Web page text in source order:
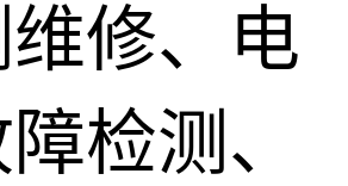
修、电
检测、